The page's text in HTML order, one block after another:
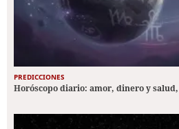
PREDICCIONES
Horóscopo diario: amor, dinero y